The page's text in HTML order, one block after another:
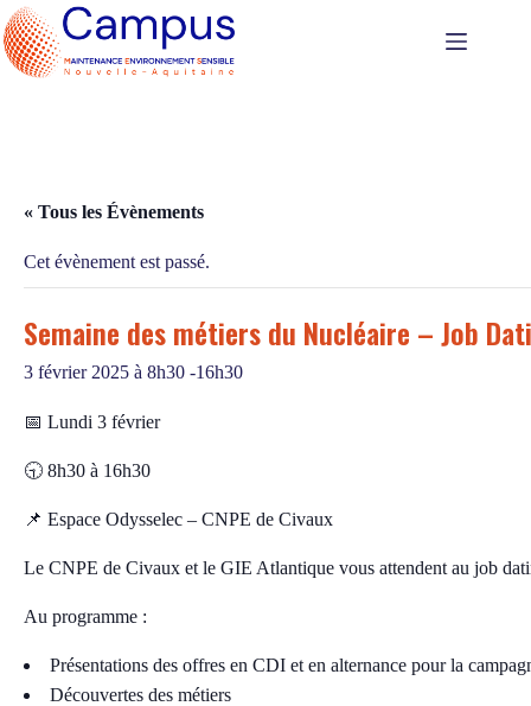
Passer
au
contenu
« Tous les Évènements
Cet évènement est passé.
Semaine des métiers du Nucléaire – Job
3 février 2025 à 8h30 -16h30
📅 Lundi 3 février
🕤 8h30 à 16h30
📌 Espace Odysselec – CNPE de Civaux
Le CNPE de Civaux et le GIE Atlantique vous attendent au job
Au programme :
Présentations des offres en CDI et en alternance pour la
Découvertes des métiers